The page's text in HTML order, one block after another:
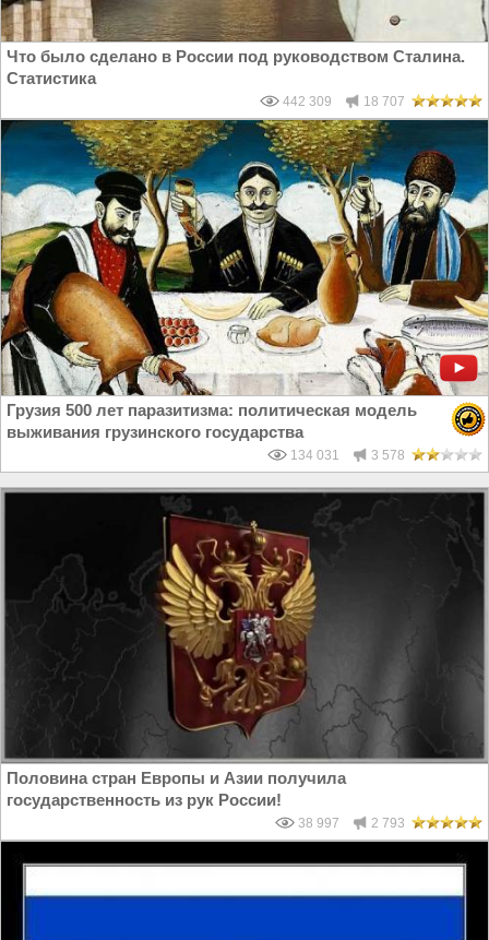
Что было сделано в России под руководством Сталина.
Статистика
442 309 18 707
Грузия 500 лет паразитизма: политическая модель
выживания грузинского государства
134 031 3 578
Половина стран Европы и Азии получила
государственность из рук России!
38 997 2 793